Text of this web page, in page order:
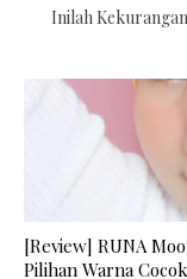
Inilah
[Review] RUNA
Pilihan Warna